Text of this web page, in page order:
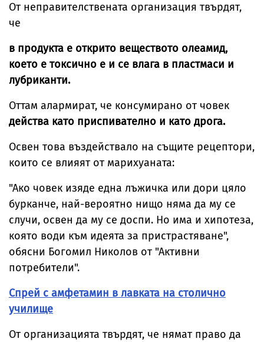
От неправителствената организация твърдят,
че
в продукта е открито веществото олеамид,
което е токсично е и се влага в пластмаси и
лубриканти.
Оттам алармират, че консумирано от човек
действа като приспивателно и като дрога.
Освен това въздействало на същите рецептори,
които се влияят от марихуаната:
"Ако човек изяде една лъжичка или дори цяло
бурканче, най-вероятно нищо няма да му се
случи, освен да му се доспи. Но има и хипотеза,
която води към идеята за пристрастяване",
обясни Богомил Николов от "Активни
потребители".
Спрей с амфетамин в лавката на столично
училище
От организацията твърдят, че нямат право да